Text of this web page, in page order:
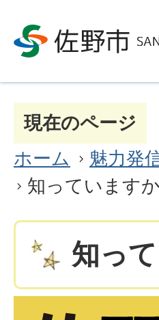
現在のページ
ホーム
魅力発
知っています
知っ